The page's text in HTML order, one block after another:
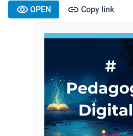
OPEN Copy link